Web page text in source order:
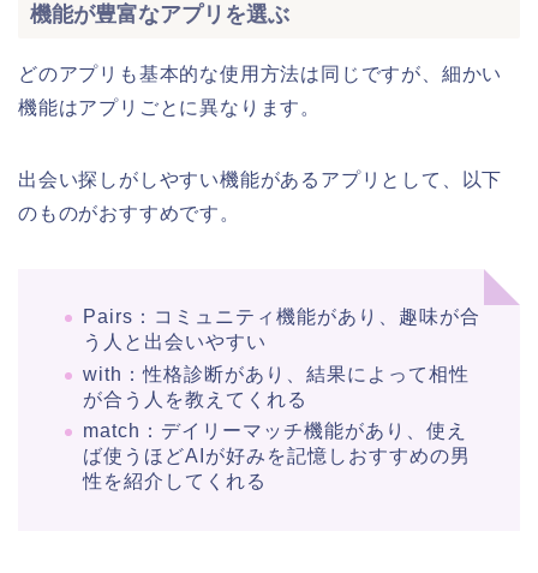
機能が豊富なアプリを選ぶ
どのアプリも基本的な使用方法は同じですが、細かい
機能はアプリごとに異なります。
出会い探しがしやすい機能があるアプリとして、以下
のものがおすすめです。
Pairs：コミュニティ機能があり、趣味が合
う人と出会いやすい
with：性格診断があり、結果によって相性
が合う人を教えてくれる
match：デイリーマッチ機能があり、使え
ば使うほどAIが好みを記憶しおすすめの男
性を紹介してくれる